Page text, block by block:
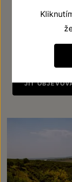
terasovité
tyčící Pálavu
JÍT